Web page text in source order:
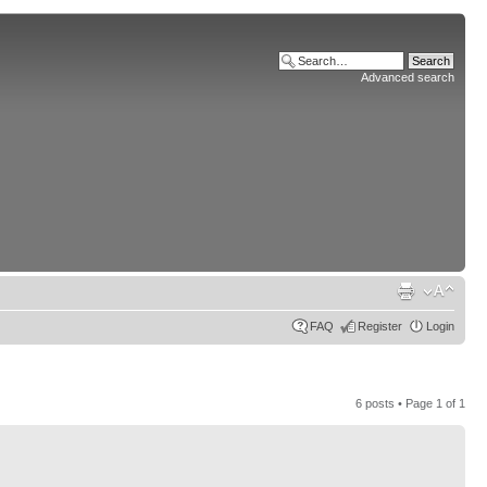
Advanced search
FAQ Register Login
6 posts • Page 1 of 1